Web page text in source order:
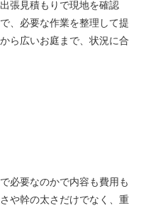
張見積もりで現地を確認
、必要な作業を整理して提
ら広いお庭まで、状況に合
必要なのかで内容も費用も
や幹の太さだけでなく、重